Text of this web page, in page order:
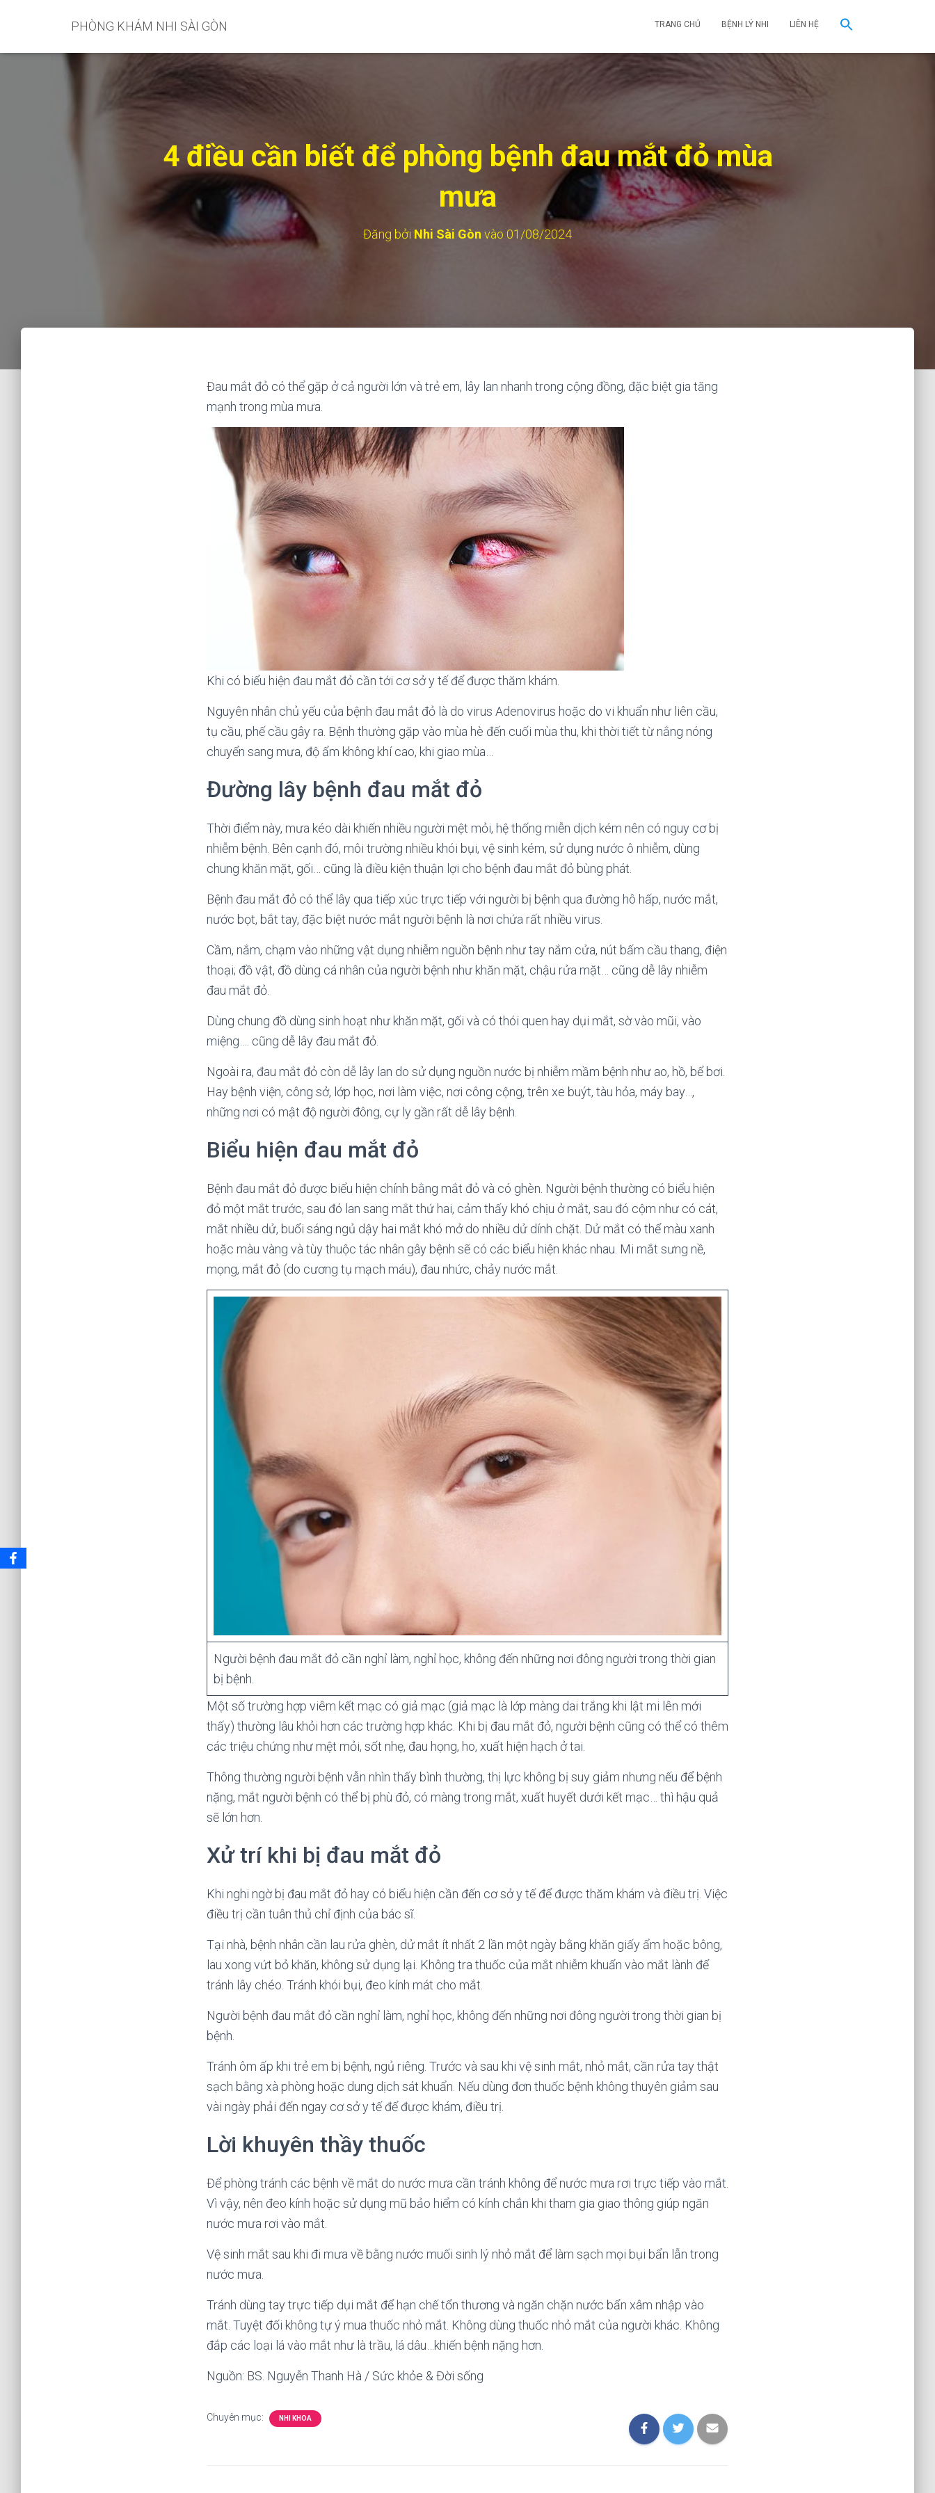
PHÒNG KHÁM NHI SÀI GÒN TRANG CHỦ BỆNH LÝ NHI LIÊN HỆ
4 điều cần biết để phòng bệnh đau mắt đỏ mùa
mưa
Đăng bởi Nhi Sài Gòn vào 01/08/2024
Đau mắt đỏ có thể gặp ở cả người lớn và trẻ em, lây lan nhanh trong cộng đồng, đặc biệt gia tăng
mạnh trong mùa mưa.
Khi có biểu hiện đau mắt đỏ cần tới cơ sở y tế để được thăm khám.
Nguyên nhân chủ yếu của bệnh đau mắt đỏ là do virus Adenovirus hoặc do vi khuẩn như liên cầu,
tụ cầu, phế cầu gây ra. Bệnh thường gặp vào mùa hè đến cuối mùa thu, khi thời tiết từ nắng nóng
chuyển sang mưa, độ ẩm không khí cao, khi giao mùa…
Đường lây bệnh đau mắt đỏ
Thời điểm này, mưa kéo dài khiến nhiều người mệt mỏi, hệ thống miễn dịch kém nên có nguy cơ bị
nhiễm bệnh. Bên cạnh đó, môi trường nhiều khói bụi, vệ sinh kém, sử dụng nước ô nhiễm, dùng
chung khăn mặt, gối… cũng là điều kiện thuận lợi cho bệnh đau mắt đỏ bùng phát.
Bệnh đau mắt đỏ có thể lây qua tiếp xúc trực tiếp với người bị bệnh qua đường hô hấp, nước mắt,
nước bọt, bắt tay, đặc biệt nước mắt người bệnh là nơi chứa rất nhiều virus.
Cầm, nắm, chạm vào những vật dụng nhiễm nguồn bệnh như tay nắm cửa, nút bấm cầu thang, điện
thoại; đồ vật, đồ dùng cá nhân của người bệnh như khăn mặt, chậu rửa mặt… cũng dễ lây nhiễm
đau mắt đỏ.
Dùng chung đồ dùng sinh hoạt như khăn mặt, gối và có thói quen hay dụi mắt, sờ vào mũi, vào
miệng…. cũng dễ lây đau mắt đỏ.
Ngoài ra, đau mắt đỏ còn dễ lây lan do sử dụng nguồn nước bị nhiễm mầm bệnh như ao, hồ, bể bơi.
Hay bệnh viện, công sở, lớp học, nơi làm việc, nơi công cộng, trên xe buýt, tàu hỏa, máy bay…,
những nơi có mật độ người đông, cự ly gần rất dễ lây bệnh.
Biểu hiện đau mắt đỏ
Bệnh đau mắt đỏ được biểu hiện chính bằng mắt đỏ và có ghèn. Người bệnh thường có biểu hiện
đỏ một mắt trước, sau đó lan sang mắt thứ hai, cảm thấy khó chịu ở mắt, sau đó cộm như có cát,
mắt nhiều dử, buổi sáng ngủ dậy hai mắt khó mở do nhiều dử dính chặt. Dử mắt có thể màu xanh
hoặc màu vàng và tùy thuộc tác nhân gây bệnh sẽ có các biểu hiện khác nhau. Mi mắt sưng nề,
mọng, mắt đỏ (do cương tụ mạch máu), đau nhức, chảy nước mắt.
Người bệnh đau mắt đỏ cần nghỉ làm, nghỉ học, không đến những nơi đông người trong thời gian
bị bệnh.
Một số trường hợp viêm kết mạc có giả mạc (giả mạc là lớp màng dai trắng khi lật mi lên mới
thấy) thường lâu khỏi hơn các trường hợp khác. Khi bị đau mắt đỏ, người bệnh cũng có thể có thêm
các triệu chứng như mệt mỏi, sốt nhẹ, đau họng, ho, xuất hiện hạch ở tai.
Thông thường người bệnh vẫn nhìn thấy bình thường, thị lực không bị suy giảm nhưng nếu để bệnh
nặng, mắt người bệnh có thể bị phù đỏ, có màng trong mắt, xuất huyết dưới kết mạc… thì hậu quả
sẽ lớn hơn.
Xử trí khi bị đau mắt đỏ
Khi nghi ngờ bị đau mắt đỏ hay có biểu hiện cần đến cơ sở y tế để được thăm khám và điều trị. Việc
điều trị cần tuân thủ chỉ định của bác sĩ.
Tại nhà, bệnh nhân cần lau rửa ghèn, dử mắt ít nhất 2 lần một ngày bằng khăn giấy ẩm hoặc bông,
lau xong vứt bỏ khăn, không sử dụng lại. Không tra thuốc của mắt nhiễm khuẩn vào mắt lành để
tránh lây chéo. Tránh khói bụi, đeo kính mát cho mắt.
Người bệnh đau mắt đỏ cần nghỉ làm, nghỉ học, không đến những nơi đông người trong thời gian bị
bệnh.
Tránh ôm ấp khi trẻ em bị bệnh, ngủ riêng. Trước và sau khi vệ sinh mắt, nhỏ mắt, cần rửa tay thật
sạch bằng xà phòng hoặc dung dịch sát khuẩn. Nếu dùng đơn thuốc bệnh không thuyên giảm sau
vài ngày phải đến ngay cơ sở y tế để được khám, điều trị.
Lời khuyên thầy thuốc
Để phòng tránh các bệnh về mắt do nước mưa cần tránh không để nước mưa rơi trực tiếp vào mắt.
Vì vậy, nên đeo kính hoặc sử dụng mũ bảo hiểm có kính chắn khi tham gia giao thông giúp ngăn
nước mưa rơi vào mắt.
Vệ sinh mắt sau khi đi mưa về bằng nước muối sinh lý nhỏ mắt để làm sạch mọi bụi bẩn lẫn trong
nước mưa.
Tránh dùng tay trực tiếp dụi mắt để hạn chế tổn thương và ngăn chặn nước bẩn xâm nhập vào
mắt. Tuyệt đối không tự ý mua thuốc nhỏ mắt. Không dùng thuốc nhỏ mắt của người khác. Không
đắp các loại lá vào mắt như là trầu, lá dâu…khiến bệnh nặng hơn.
Nguồn: BS. Nguyễn Thanh Hà / Sức khỏe & Đời sống
Chuyên mục: NHI KHOA